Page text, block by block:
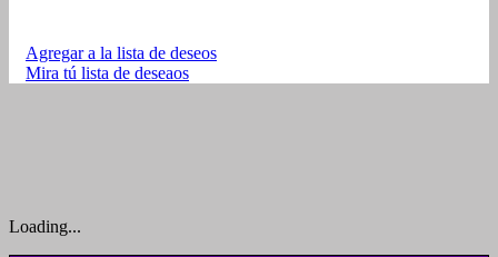
Agregar a la lista de deseos
Mira tú lista de deseaos
Loading...